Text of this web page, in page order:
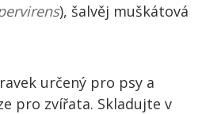
), šalvěj muškátová
určený pro psy a
pro zvířata. Skladujte v